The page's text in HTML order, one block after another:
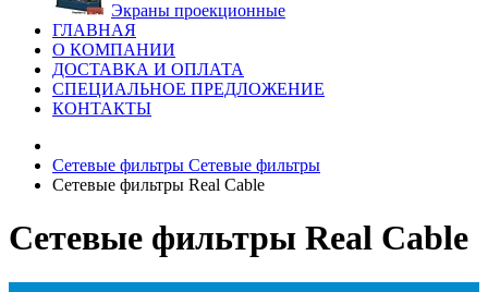
Экраны проекционные
ГЛАВНАЯ
О КОМПАНИИ
ДОСТАВКА И ОПЛАТА
СПЕЦИАЛЬНОЕ ПРЕДЛОЖЕНИЕ
КОНТАКТЫ
Сетевые фильтры Сетевые фильтры
Сетевые фильтры Real Cable
Сетевые фильтры Real Cable